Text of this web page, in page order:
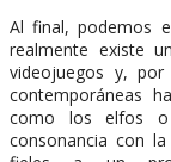
Al final, podemos
realmente existe
videojuegos y,
contemporáneas
como los elfos o
consonancia con